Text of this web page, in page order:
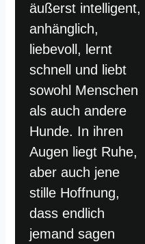
äußerst intelligent,
anhänglich,
liebevoll, lernt
schnell und liebt
sowohl Menschen
als auch andere
Hunde. In ihren
Augen liegt Ruhe,
aber auch jene
stille Hoffnung,
dass endlich
jemand sagen